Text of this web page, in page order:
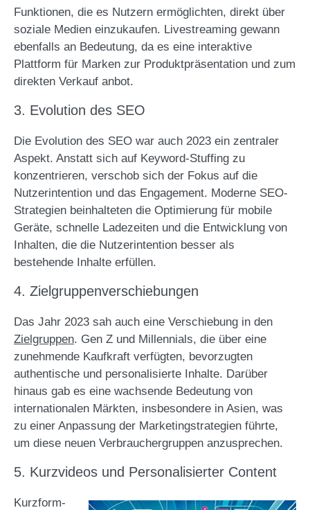
Funktionen, die es Nutzern ermöglichten, direkt über
soziale Medien einzukaufen. Livestreaming gewann
ebenfalls an Bedeutung, da es eine interaktive
Plattform für Marken zur Produktpräsentation und zum
direkten Verkauf anbot​​​.
3. Evolution des SEO
Die Evolution des SEO war auch 2023 ein zentraler
Aspekt. Anstatt sich auf Keyword-Stuffing zu
konzentrieren, verschob sich der Fokus auf die
Nutzerintention und das Engagement. Moderne SEO-
Strategien beinhalteten die Optimierung für mobile
Geräte, schnelle Ladezeiten und die Entwicklung von
Inhalten, die die Nutzerintention besser als
bestehende Inhalte erfüllen​.
4. Zielgruppenverschiebungen
Das Jahr 2023 sah auch eine Verschiebung in den
Zielgruppen. Gen Z und Millennials, die über eine
zunehmende Kaufkraft verfügten, bevorzugten
authentische und personalisierte Inhalte. Darüber
hinaus gab es eine wachsende Bedeutung von
internationalen Märkten, insbesondere in Asien, was
zu einer Anpassung der Marketingstrategien führte,
um diese neuen Verbrauchergruppen anzusprechen​.
5. Kurzvideos und Personalisierter Content
Kurzform-